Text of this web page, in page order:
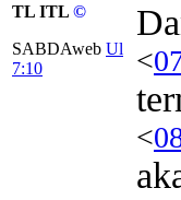
TL ITL ©
SABDAweb Ul
7:10
<
<